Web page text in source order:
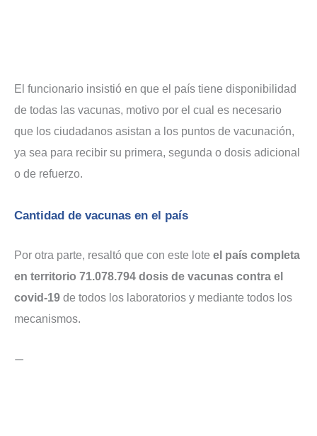
El funcionario insistió en que el país tiene disponibilidad
de todas las vacunas, motivo por el cual es necesario
que los ciudadanos asistan a los puntos de vacunación,
ya sea para recibir su primera, segunda o dosis adicional
o de refuerzo.
Cantidad de vacunas en el país
Por otra parte, resaltó que con este lote el país completa
en territorio 71.078.794 dosis de vacunas contra el
covid-19 de todos los laboratorios y mediante todos los
mecanismos.
—